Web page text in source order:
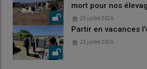
mort pour nos
23 juillet 2026
Partir en vacances
23 juillet 2026